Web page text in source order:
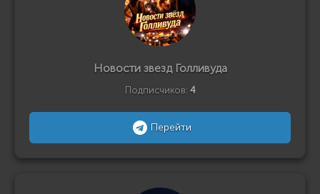
Новости звезд Голливуда
Подписчиков: 4
Перейти